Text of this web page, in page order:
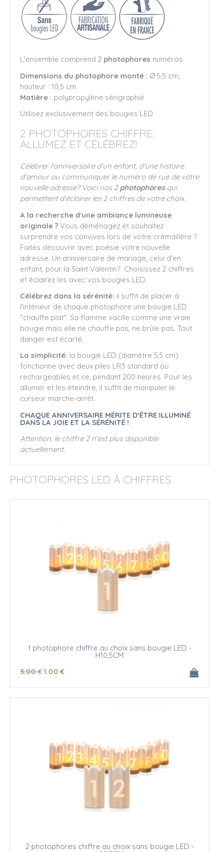
L'ensemble comprend 2 photophores numéros
Dimensions du photophore monté : Ø 5,5 cm;
hauteur : 10,5 cm
Matière : polypropylène sérigraphié
Utilisez exclusivement des bougies LED
2 PHOTOPHORES CHIFFRE:
ALLUMEZ ET CÉLÉBREZ!
Célébrer l'anniversaire d'un enfant, d'une histoire
d'amour ou communiquer le numéro de rue de votre
nouvelle adresse? Voici nos 2 photophores qui
permettent d'éclairer les 2 chiffres de votre choix.
A la recherche d'une ambiance lumineuse
originale ? Vous déménagez et souhaitez
surprendre vos convives lors de votre crémaillère ?
Faites découvrir avec poésie votre nouvelle
adresse. Un anniversaire de mariage, celui d'en
enfant, pour la Saint Valentin? Choisissez 2 chiffres
et éclairez les avec vos bougies LED.
Célébrez dans la sérénité: il suffit de placer à
l'intérieur de chaque photophore une bougie LED
"chauffe plat". Sa flamme vacille comme une vraie
bougie mais elle ne chauffe pas, ne brûle pas. Tout
danger est écarté.
La simplicité: la bougie LED (diamètre 5,5 cm)
fonctionne avec deux piles LR3 standard ou
rechargeables et ce, pendant 200 heures. Pour les
allumer et les éteindre, il suffit de manipuler le
curseur marche-arrêt.
CHAQUE ANNIVERSAIRE MÉRITE D'ÊTRE ILLUMINÉ
DANS LA JOIE ET LA SÉRÉNITÉ !
Attention, le chiffre 2 n'est plus disponible
actuellement.
PHOTOPHORES LED À CHIFFRES
1 photophore chiffre au choix sans bougie LED -
H10,5CM
3.00 €1.00 €
2 photophores chiffre au choix sans bougie LED -